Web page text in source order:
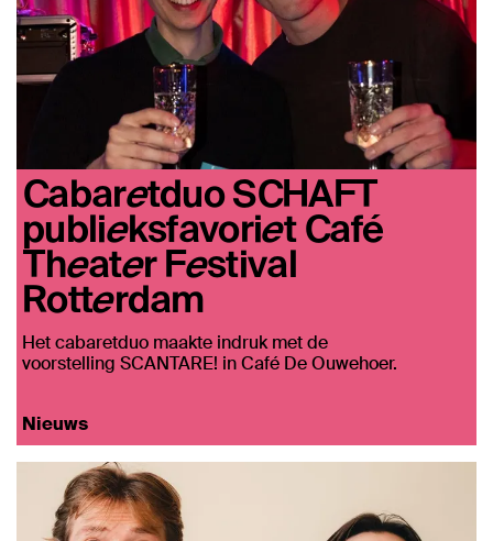
Cabaretduo SCHAFT
publieksfavoriet Café
Theater Festival
Rotterdam
Het cabaretduo maakte indruk met de
voorstelling SCANTARE! in Café De Ouwehoer.
Nieuws